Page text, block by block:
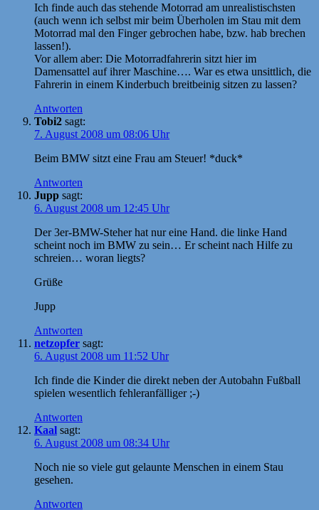
Ich finde auch das stehende Motorrad am unrealistischsten
(auch wenn ich selbst mir beim Überholen im Stau mit dem
Motorrad mal den Finger gebrochen habe, bzw. hab brechen
lassen!).
Vor allem aber: Die Motorradfahrerin sitzt hier im
Damensattel auf ihrer Maschine…. War es etwa unsittlich, die
Fahrerin in einem Kinderbuch breitbeinig sitzen zu lassen?
Antworten
Tobi2 sagt:
7. August 2008 um 08:06 Uhr
Beim BMW sitzt eine Frau am Steuer! *duck*
Antworten
Jupp sagt:
6. August 2008 um 12:45 Uhr
Der 3er-BMW-Steher hat nur eine Hand. die linke Hand
scheint noch im BMW zu sein… Er scheint nach Hilfe zu
schreien… woran liegts?
Grüße
Jupp
Antworten
netzopfer sagt:
6. August 2008 um 11:52 Uhr
Ich finde die Kinder die direkt neben der Autobahn Fußball
spielen wesentlich fehleranfälliger ;-)
Antworten
Kaal sagt:
6. August 2008 um 08:34 Uhr
Noch nie so viele gut gelaunte Menschen in einem Stau
gesehen.
Antworten